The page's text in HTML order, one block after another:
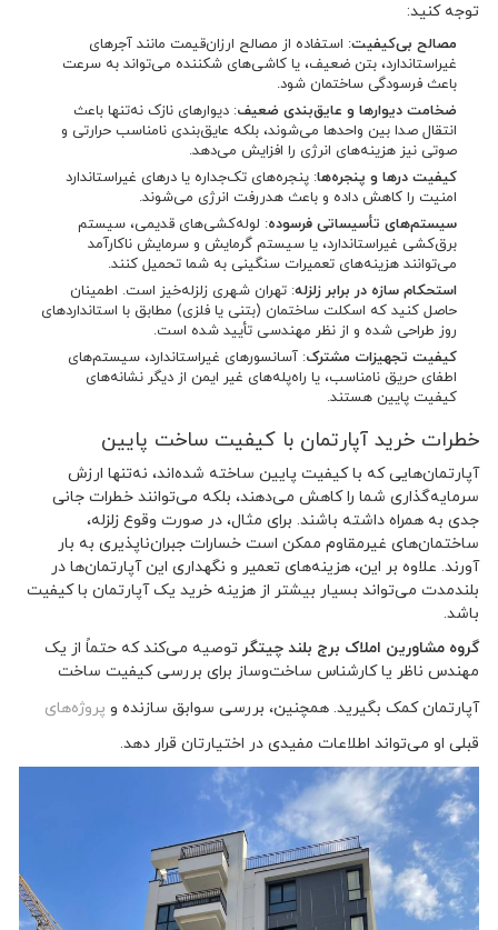
توجه کنید:
مصالح بی‌کیفیت: استفاده از مصالح ارزان‌قیمت مانند آجرهای
غیراستاندارد، بتن ضعیف، یا کاشی‌های شکننده می‌تواند به سرعت
باعث فرسودگی ساختمان شود.
ضخامت دیوارها و عایق‌بندی ضعیف: دیوارهای نازک نه‌تنها باعث
انتقال صدا بین واحدها می‌شوند، بلکه عایق‌بندی نامناسب حرارتی و
صوتی نیز هزینه‌های انرژی را افزایش می‌دهد.
کیفیت درها و پنجره‌ها: پنجره‌های تک‌جداره یا درهای غیراستاندارد
امنیت را کاهش داده و باعث هدررفت انرژی می‌شوند.
سیستم‌های تأسیساتی فرسوده: لوله‌کشی‌های قدیمی، سیستم
برق‌کشی غیراستاندارد، یا سیستم گرمایش و سرمایش ناکارآمد
می‌توانند هزینه‌های تعمیرات سنگینی به شما تحمیل کنند.
استحکام سازه در برابر زلزله: تهران شهری زلزله‌خیز است. اطمینان
حاصل کنید که اسکلت ساختمان (بتنی یا فلزی) مطابق با استانداردهای
روز طراحی شده و از نظر مهندسی تأیید شده است.
کیفیت تجهیزات مشترک: آسانسورهای غیراستاندارد، سیستم‌های
اطفای حریق نامناسب، یا راه‌پله‌های غیر ایمن از دیگر نشانه‌های
کیفیت پایین هستند.
خطرات خرید آپارتمان با کیفیت ساخت پایین
آپارتمان‌هایی که با کیفیت پایین ساخته شده‌اند، نه‌تنها ارزش
سرمایه‌گذاری شما را کاهش می‌دهند، بلکه می‌توانند خطرات جانی
جدی به همراه داشته باشند. برای مثال، در صورت وقوع زلزله،
ساختمان‌های غیرمقاوم ممکن است خسارات جبران‌ناپذیری به بار
آورند. علاوه بر این، هزینه‌های تعمیر و نگهداری این آپارتمان‌ها در
بلندمدت می‌تواند بسیار بیشتر از هزینه خرید یک آپارتمان با کیفیت
باشد.
گروه مشاورین املاک برج بلند چیتگرتوصیه می‌کند که حتماً از یک
مهندس ناظر یا کارشناس ساخت‌وساز برای بررسی کیفیت ساخت
آپارتمان کمک بگیرید. همچنین، بررسی سوابق سازنده و پروژه‌های
قبلی او می‌تواند اطلاعات مفیدی در اختیارتان قرار دهد.